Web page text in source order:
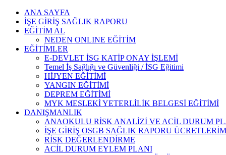
ANA SAYFA
İŞE GİRİŞ SAĞLIK RAPORU
EĞİTİM AL
NEDEN ONLINE EĞİTİM
EĞİTİMLER
E-DEVLET İSG KATİP ONAY İŞLEMİ
Temel İş Sağlığı ve Güvenliği / İSG Eğitimi
HİJYEN EĞİTİMİ
YANGIN EĞİTİMİ
DEPREM EĞİTİMİ
MYK MESLEKİ YETERLİLİK BELGESİ EĞİTİMİ
DANIŞMANLIK
ANAOKULU RİSK ANALİZİ VE ACİL DURUM
İŞE GİRİŞ OSGB SAĞLIK RAPORU
RİSK DEĞERLENDİRME
ACİL DURUM EYLEM PLANI